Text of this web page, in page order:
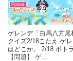
Potora
ゲレンデ「白馬八方
クイズ2/18こたえ ゲ
はどこか。 2/18 ポト
【問題】 ゲ...